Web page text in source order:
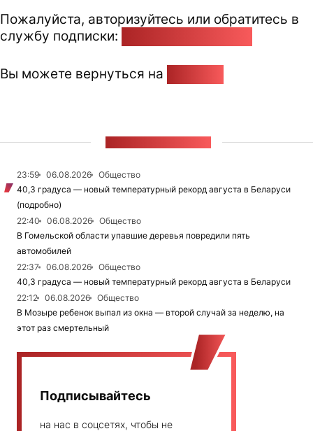
Пожалуйста, авторизуйтесь или обратитесь в
службу подписки:
Вы можете вернуться на
23:59 06.08.2026
Общество
40,3 градуса — новый температурный рекорд августа в Беларуси
(подробно)
22:40
06.08.2026
Общество
В Гомельской области упавшие деревья повредили пять
автомобилей
22:37
06.08.2026
Общество
40,3 градуса — новый температурный рекорд августа в Беларуси
22:12
06.08.2026
Общество
В Мозыре ребенок выпал из окна — второй случай за неделю, на
этот раз смертельный
Подписывайтесь
на нас в соцсетях, чтобы не